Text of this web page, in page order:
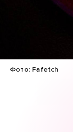
Фото: Fafetch